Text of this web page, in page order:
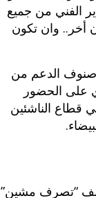
الفني من جميع
أخر.. وان تكون
الدعم من
على الحضور
قطاع الناشئين
“تصرف مشين”